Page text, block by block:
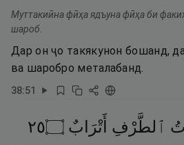
Муттакиӣна фӣҳа ядъуна фӣҳа би
шароб.
Дар он ҷо такякунон бошанд,
ва шаробро металабанд.
38:51
ٱلطَّرْفِ أَتْرَابٌ ۝٥٢